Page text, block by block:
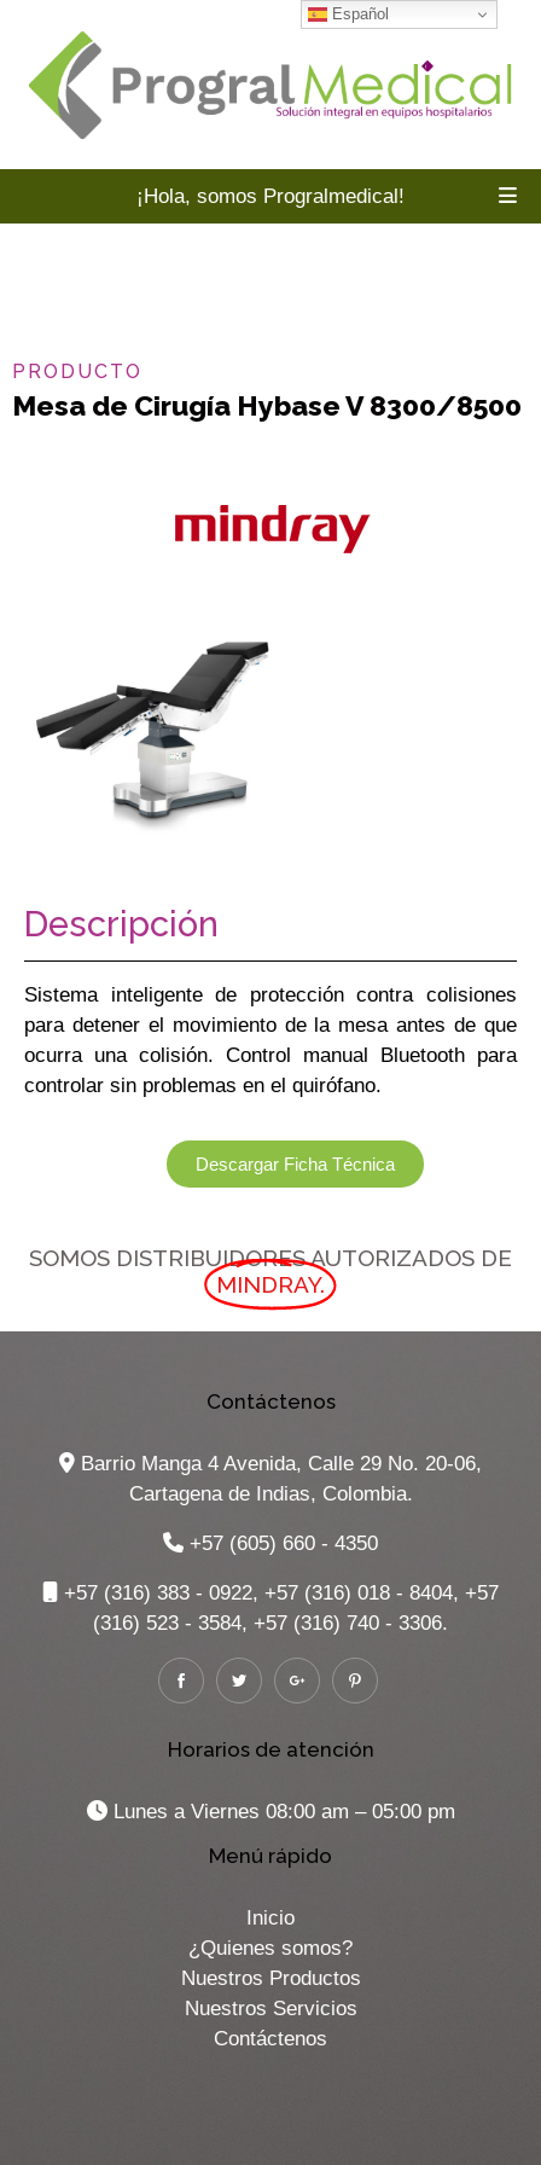
¡Hola, somos Progralmedical!
PRODUCTO
Mesa de Cirugía Hybase V 8300/8500
Descripción
Sistema inteligente de protección contra colisiones
para detener el movimiento de la mesa antes de que
ocurra una colisión. Control manual Bluetooth para
controlar sin problemas en el quirófano.
Descargar Ficha Técnica
SOMOS DISTRIBUIDORES AUTORIZADOS DE
MINDRAY.
Contáctenos
Barrio Manga 4 Avenida, Calle 29 No. 20-06,
Cartagena de Indias, Colombia.
+57 (605) 660 - 4350
+57 (316) 383 - 0922, +57 (316) 018 - 8404, +57
(316) 523 - 3584, +57 (316) 740 - 3306.
Horarios de atención
Lunes a Viernes 08:00 am – 05:00 pm
Menú rápido
Inicio
¿Quienes somos?
Nuestros Productos
Nuestros Servicios
Contáctenos
Español